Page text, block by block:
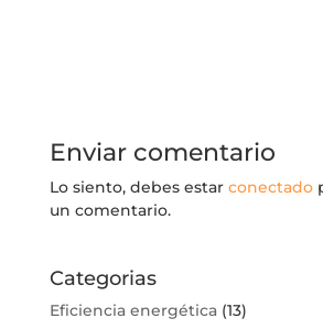
Enviar comentario
Lo siento, debes estar conectado
un comentario.
Categorias
Eficiencia energética(13)